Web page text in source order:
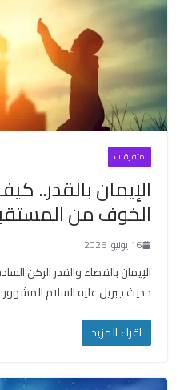
متفرقات
الإيمان بالقدر..
الخوف من
16 يونيو، 2026
الإيمان بالقضاء والقدر الركن
حديث جبريل عليه السلام
اقراء المزيد